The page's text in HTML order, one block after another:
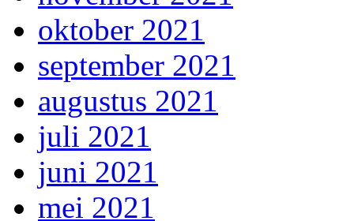
oktober 2021
september 2021
augustus 2021
juli 2021
juni 2021
mei 2021